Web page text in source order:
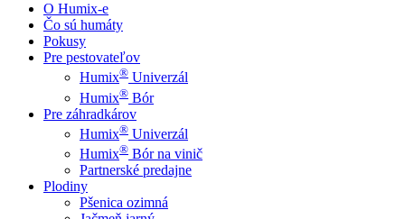
O Humix-e
Čo sú humáty
Pokusy
Pre pestovateľov
Humix® Univerzál
Humix® Bór
Pre záhradkárov
Humix® Univerzál
Humix® Bór na vinič
Partnerské predajne
Plodiny
Pšenica ozimná